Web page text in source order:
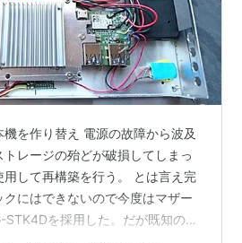
を作り替え 電源の故障から波及
トレージの殆どが破損してしまっ
して再構築を行う。 とは言え完
にはできないので今度はマザー
を採用した。だが既知の不